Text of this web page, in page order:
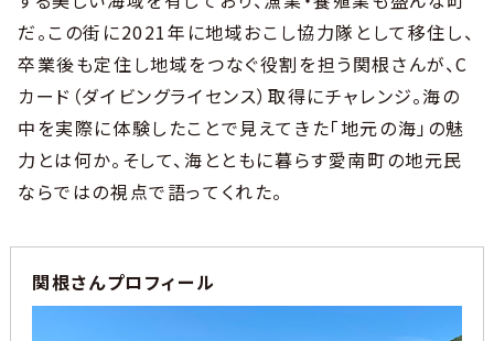
だ。この街に2021年に地域おこし協力隊として移住し、
卒業後も定住し地域をつなぐ役割を担う関根さんが、C
カード（ダイビングライセンス）取得にチャレンジ。海の
中を実際に体験したことで見えてきた「地元の海」の魅
力とは何か。そして、海とともに暮らす愛南町の地元民
ならではの視点で語ってくれた。
関根さんプロフィール